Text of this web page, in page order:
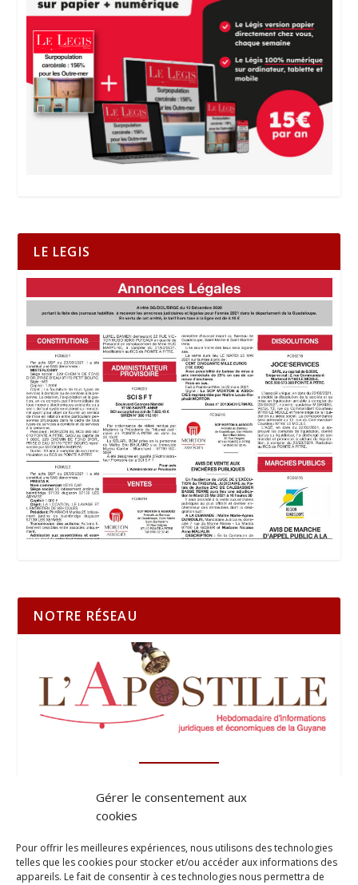
Gérer le consentement aux
cookies
Pour offrir les meilleures expériences, nous utilisons des technologies
telles que les cookies pour stocker et/ou accéder aux informations des
appareils. Le fait de consentir à ces technologies nous permettra de
LE LEGIS
NOTRE RÉSEAU